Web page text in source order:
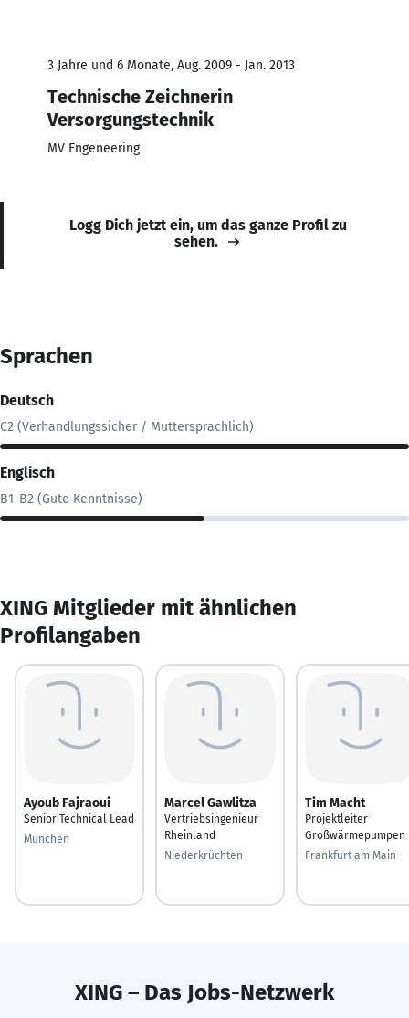
3 Jahre und 6 Monate, Aug. 2009 - Jan. 2013
Technische Zeichnerin
Versorgungstechnik
MV Engeneering
Logg Dich jetzt ein, um das ganze Profil zu
sehen.
Sprachen
Deutsch
C2 (Verhandlungssicher / Muttersprachlich)
Englisch
B1-B2 (Gute Kenntnisse)
XING Mitglieder mit ähnlichen
Profilangaben
Ayoub Fajraoui
Senior Technical Lead
München
Marcel Gawlitza
Vertriebsingenieur
Rheinland
Niederkrüchten
Tim Macht
Projektleiter
Großwärmepumpen
Frankfurt am Main
XING – Das Jobs-Netzwerk